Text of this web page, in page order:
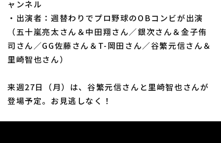
ャンネル
・出演者：週替わりでプロ野球のOBコンビが出演
（五十嵐亮太さん＆中田翔さん／銀次さん＆金子侑
司さん／GG佐藤さん＆T-岡田さん／谷繁元信さん＆
里崎智也さん）
来週27日（月）は、谷繁元信さんと里崎智也さんが
登場予定。お見逃しなく！